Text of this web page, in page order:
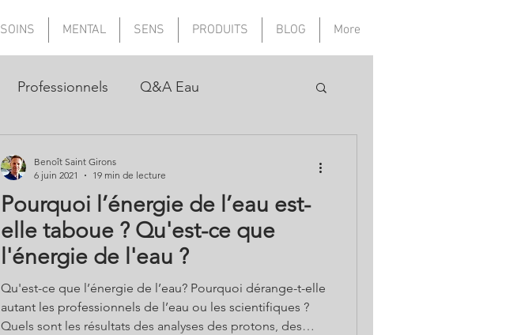
SOINS MENTAL SENS PRODUITS BLOG More
Professionnels Q&A Eau
Pourquoi l’énergie de l’eau est-
elle taboue ? Qu'est-ce que
l'énergie de l'eau ?
Qu'est-ce que l’énergie de l’eau? Pourquoi dérange-t-elle
autant les professionnels de l’eau ou les scientifiques ?
Quels sont les résultats des analyses des protons, des
Benoît Saint Girons
6 juin 2021
19 min de lecture